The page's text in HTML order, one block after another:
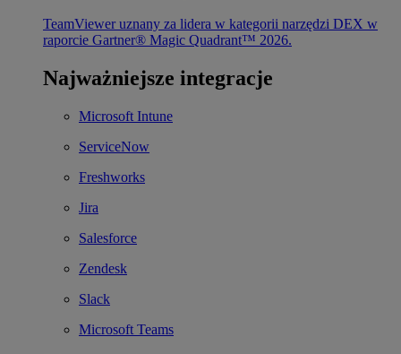
TeamViewer uznany za lidera w kategorii narzędzi DEX w
raporcie Gartner® Magic Quadrant™ 2026.
Najważniejsze integracje
Microsoft Intune
ServiceNow
Freshworks
Jira
Salesforce
Zendesk
Slack
Microsoft Teams